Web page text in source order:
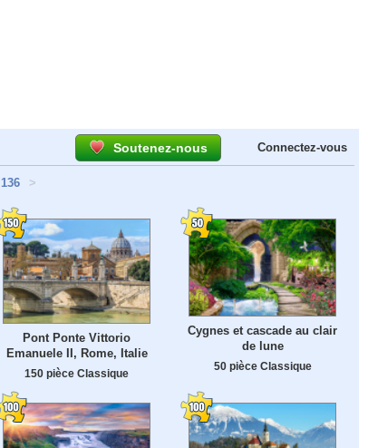
Soutenez-nous Connectez-vous
136 >
Pont Ponte Vittorio
Emanuele II, Rome, Italie
150 pièce Classique
Cygnes et cascade au clair
de lune
50 pièce Classique